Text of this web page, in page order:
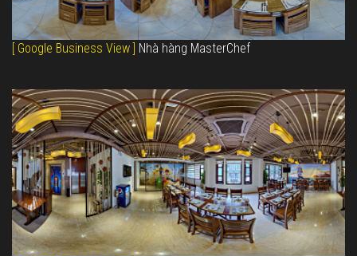
[ Google Business View ] Nhà hàng MasterChef